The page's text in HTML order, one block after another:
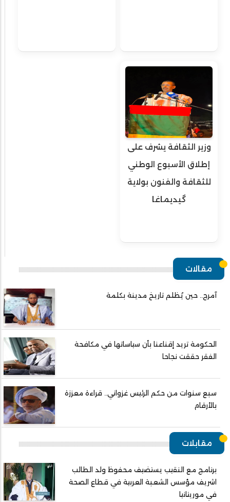
وزير الثقافة يشرف على
إطلاق الأسبوع الوطني
للثقافة والفنون بولاية
گيديماغا
مقالات
آمرج.. حين يُظلم تاريخ مدينة بكلمة
الحكومة تريد إقناعنا بأن سياساتها في مكافحة
الفقر حققت نجاحا
سبع سنوات من حكم الرئيس غزواني.. قراءة معززة
بالأرقام
مقابلات
برنامج مع النقيب يستضيف محفوظ ولد الطالب
اشريف مؤسس الشعبة العربية في قطاع الصحة
في موريتانيا